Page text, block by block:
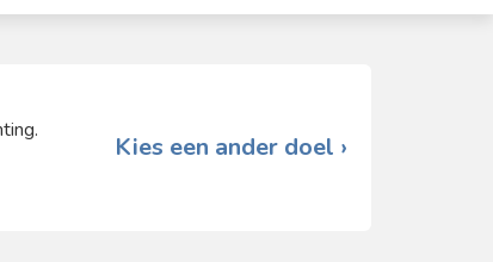
Kies een ander doel ›